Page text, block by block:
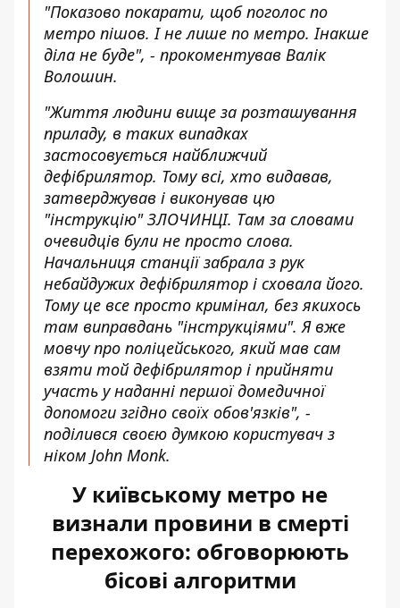
"Показово покарати, щоб поголос по
метро пішов. І не лише по метро. Інакше
діла не буде", - прокоментував Валік
Волошин.
"Життя людини вище за розташування
приладу, в таких випадках
застосовується найближчий
дефібрилятор. Тому всі, хто видавав,
затверджував і виконував цю
"інструкцію" ЗЛОЧИНЦІ. Там за словами
очевидців були не просто слова.
Начальниця станції забрала з рук
небайдужих дефібрилятор і сховала його.
Тому це все просто кримінал, без якихось
там виправдань "інструкціями". Я вже
мовчу про поліцейського, який мав сам
взяти той дефібрилятор і прийняти
участь у наданні першої домедичної
допомоги згідно своїх обов'язків", -
поділився своєю думкою користувач з
ніком John Monk.
У київському метро не
визнали провини в смерті
перехожого: обговорюють
бісові алгоритми